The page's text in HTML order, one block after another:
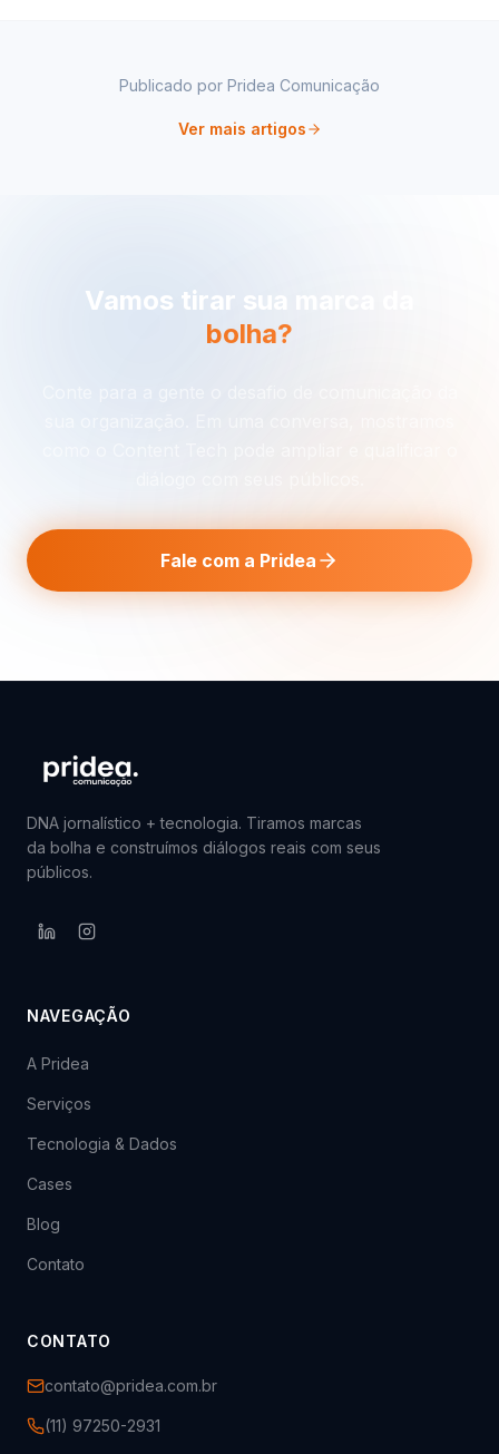
Publicado por Pridea Comunicação
Ver mais artigos
Vamos tirar sua marca da
bolha?
Fale com a Pridea
DNA jornalístico + tecnologia. Tiramos marcas
da bolha e construímos diálogos reais com seus
públicos.
NAVEGAÇÃO
A Pridea
Serviços
Tecnologia & Dados
Cases
Blog
Contato
CONTATO
contato@pridea.com.br
(11) 97250-2931